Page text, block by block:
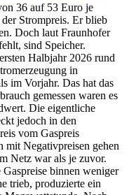
36 auf 53 Euro je
Strompreis. Er blieb
Doch laut Fraunhofer
sind Speicher.
Halbjahr 2026 rund
in
im Vorjahr. Das hat das
gemessen waren es
Die eigentliche
jedoch in den
vom Gaspreis
mit Negativpreisen gehen
Netz war als je zuvor.
binnen weniger
trieb, produzierte ein